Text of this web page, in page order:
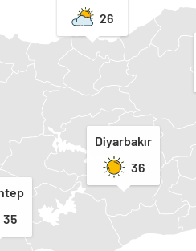
26
Diyarbakır
36
35